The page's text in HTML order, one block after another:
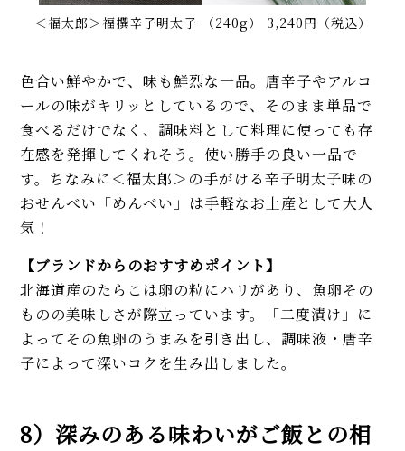
＜福太郎＞福撰辛子明太子 （240g） 3,240円（税込）
色合い鮮やかで、味も鮮烈な一品。唐辛子やアルコ
ールの味がキリッとしているので、そのまま単品で
食べるだけでなく、調味料として料理に使っても存
在感を発揮してくれそう。使い勝手の良い一品で
す。ちなみに＜福太郎＞の手がける辛子明太子味の
おせんべい「めんべい」は手軽なお土産として大人
気！
【ブランドからのおすすめポイント】
北海道産のたらこは卵の粒にハリがあり、魚卵その
ものの美味しさが際立っています。「二度漬け」に
よってその魚卵のうまみを引き出し、調味液・唐辛
子によって深いコクを生み出しました。
8）深みのある味わいがご飯との相